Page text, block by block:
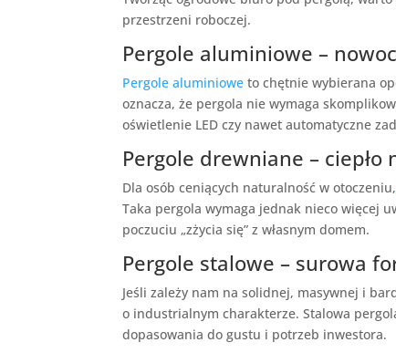
przestrzeni roboczej.
Pergole aluminiowe –
Pergole aluminiowe to chętnie wybierana
oznacza, że pergola nie wymaga
oświetlenie LED czy nawet automatyczne
Pergole drewniane –
Dla osób ceniących naturalność w otoczeniu,
Taka pergola wymaga jednak nieco więcej
poczuciu „zżycia się” z własnym domem.
Pergole stalowe – surowa
Jeśli zależy nam na solidnej, masywnej i
o industrialnym charakterze. Stalowa
dopasowania do gustu i potrzeb inwestora.